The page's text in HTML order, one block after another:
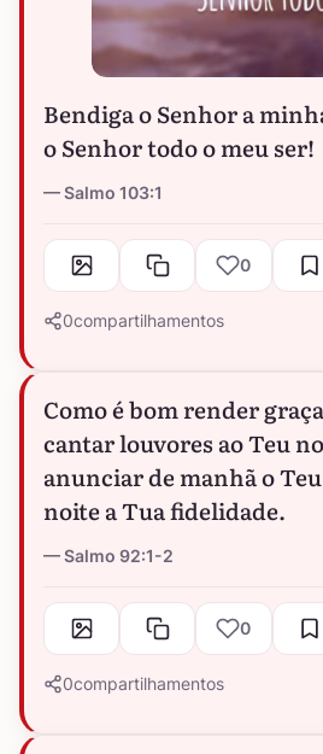
Bendiga o Senhor a
o Senhor todo o meu ser!
Salmo 103:1
0
0compartilhamentos
Como é bom render
cantar louvores ao Teu
anunciar de manhã o
noite a Tua fidelidade.
Salmo 92:1-2
0
0compartilhamentos